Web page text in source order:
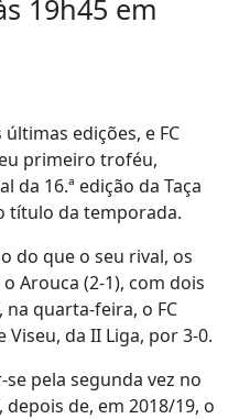
19h45 em
edições, e FC
primeiro troféu,
da 16.ª edição da Taça
título da temporada.
do que o seu rival, os
Arouca (2-1), com dois
quarta-feira, o FC
da II Liga, por 3-0.
pela segunda vez no
depois de, em 2018/19, o